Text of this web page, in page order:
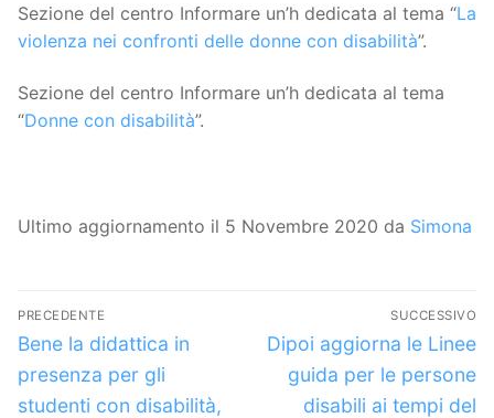
Sezione del centro Informare un’h dedicata al tema “La
violenza nei confronti delle donne con disabilità”.
Sezione del centro Informare un’h dedicata al tema
“Donne con disabilità”.
Ultimo aggiornamento il 5 Novembre 2020 da Simona
Navigazione
articoli
PRECEDENTE
Articolo
precedente:
Bene la didattica in
presenza per gli
studenti con disabilità,
SUCCESSIVO
Articolo
successivo:
Dipoi aggiorna le Linee
guida per le persone
disabili ai tempi del